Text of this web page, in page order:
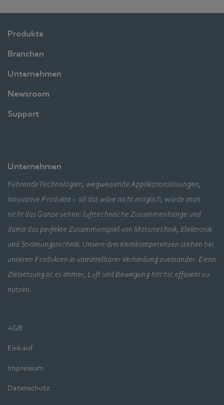
Produkte
Branchen
Unternehmen
Newsroom
Support
Unternehmen
Führende Technologien, wegweisende Applikationslösungen,
innovative Produkte – all das wäre nicht möglich, würde man
nicht das Ganze sehen: lufttechnische Zusammenhänge und
damit das perfekte Zusammenspiel von Motortechnik, Elektronik
und Strömungstechnik. Unsere drei Kernkompetenzen stehen bei
unseren Produkten in unmittelbarer Verbindung zueinander. Denn
Zielsetzung ist es immer, Luft und Bewegung höchst effizient zu
nutzen.
AGB
Einkauf
Impressum
Datenschutz